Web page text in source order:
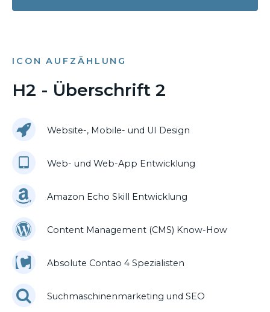
ICON AUFZÄHLUNG
H2 - Überschrift 2
Website-, Mobile- und UI Design
Web- und Web-App Entwicklung
Amazon Echo Skill Entwicklung
Content Management (CMS) Know-How
Absolute Contao 4 Spezialisten
Suchmaschinenmarketing und SEO